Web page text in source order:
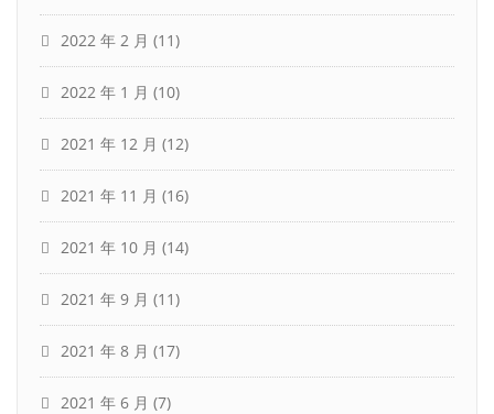
2022 年 2 月 (11)
2022 年 1 月 (10)
2021 年 12 月 (12)
2021 年 11 月 (16)
2021 年 10 月 (14)
2021 年 9 月 (11)
2021 年 8 月 (17)
2021 年 6 月 (7)